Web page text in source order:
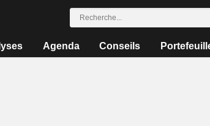
Agenda Conseils